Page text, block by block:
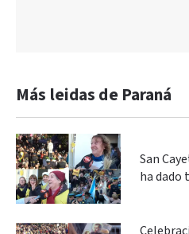
Más leidas de Paraná
San
ha dado